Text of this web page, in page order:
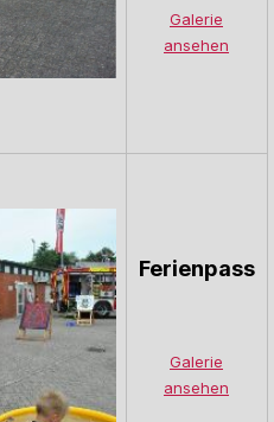
Galerie
ansehen
Ferienpass
Galerie
ansehen